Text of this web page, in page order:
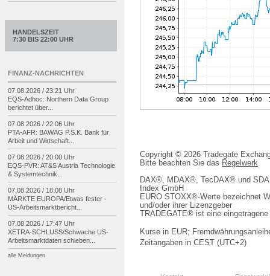
Copyright © 2026 Tradegate
Bitte beachten Sie das Regelwerk
DAX®, MDAX®, TecDAX® und
Index GmbH
EURO STOXX®-Werte bezeichnet
und/oder ihrer Lizenzgeber
TRADEGATE® ist eine
Kurse in EUR;
Zeitangaben in CEST (UTC+2)
HANDELSZEIT
7:30 BIS 22:00 UHR
FINANZ-NACHRICHTEN
07.08.2026 / 23:21 Uhr
EQS-Adhoc: Northern Data Group
berichtet über...
07.08.2026 / 22:06 Uhr
PTA-AFR: BAWAG P.S.K. Bank für
Arbeit und Wirtschaft...
07.08.2026 / 20:00 Uhr
EQS-PVR: AT&S Austria Technologie
& Systemtechnik...
07.08.2026 / 18:08 Uhr
MÄRKTE EUROPA/Etwas fester -
US-Arbeitsmarktbericht...
07.08.2026 / 17:47 Uhr
XETRA-SCHLUSS/Schwache US-
Arbeitsmarktdaten schieben...
alle Meldungen